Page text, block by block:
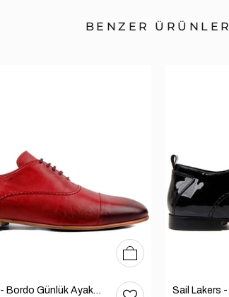
BENZER ÜRÜNLER
Sail Lakers - Bordo Günlük Ayakkabı 101-3413-11464N
4142